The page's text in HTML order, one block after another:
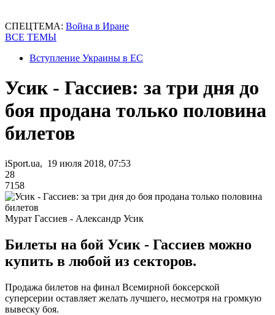
СПЕЦТЕМА: Война в Иране
ВСЕ ТЕМЫ
Вступление Украины в ЕС
Усик - Гассиев: за три дня до
боя продана только половина
билетов
iSport.ua, 19 июля 2018, 07:53
28
7158
Мурат Гассиев - Александр Усик
Билеты на бой Усик - Гассиев можно
купить в любой из секторов.
Продажа билетов на финал Всемирной боксерской
суперсерии оставляет желать лучшего, несмотря на громкую
вывеску боя.